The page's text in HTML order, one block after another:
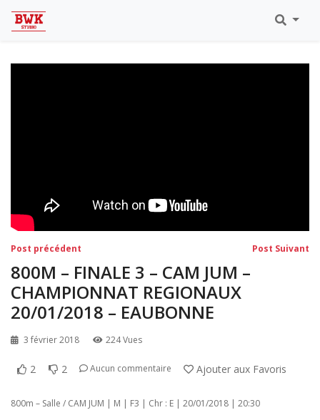
Eaubonne 2019
Navigation
de
l’article
Post précédent Post Suivant
800M – FINALE 3 – CAM JUM –
CHAMPIONNAT REGIONAUX
20/01/2018 – EAUBONNE
3 février 2018 224 Vues
2 2 Aucun commentaire Ajouter aux Favoris
800m – Salle / CAM JUM | M | F3 | Chr : E | 20/01/2018 | 20:30